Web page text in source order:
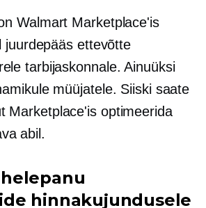
Walmart Marketplace'is
juurdepääs ettevõtte
tarbijaskonnale. Ainuüksi
müüjatele. Siiski saate
Marketplace'is optimeerida
abil.
hinnakujundusele